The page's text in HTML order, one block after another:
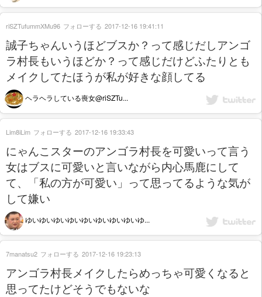
誠子ちゃんいうほどブスか？って感じだしアンゴ
ラ村長もいうほどか？って感じだけどふたりとも
メイクしてたほうが私が好きな顔してる
ヘラヘラしている喪女@riSZTu...
riSZTufummXMu96 フォローする 2017-12-16 19:41:11
にゃんこスターのアンゴラ村長を可愛いって言う
女はブスに可愛いと言いながら内心馬鹿にして
て、「私の方が可愛い」って思ってるような気が
して嫌い
ゆいゆいゆいゆいゆいゆいゆいゆいゆ...
Lim8iLim フォローする 2017-12-16 19:33:43
アンゴラ村長メイクしたらめっちゃ可愛くなると
思ってたけどそうでもないな
7manatsu2 フォローする 2017-12-16 19:23:13